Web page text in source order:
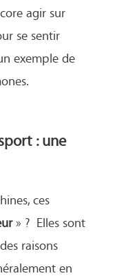
agir sur
se sentir
exemple de
: une
ces
» ? Elles sont
raisons
en